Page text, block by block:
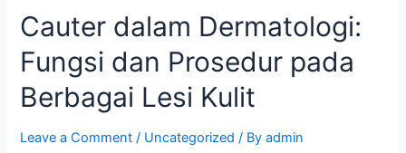
Cauter dalam Dermatologi:
Fungsi dan Prosedur pada
Berbagai Lesi Kulit
Leave a Comment / Uncategorized / Byadmin